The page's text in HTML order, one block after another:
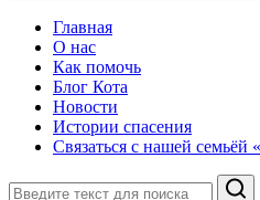
Главная
О нас
Как помочь
Блог Кота
Новости
Истории спасения
Связаться с нашей семьёй
Поиск